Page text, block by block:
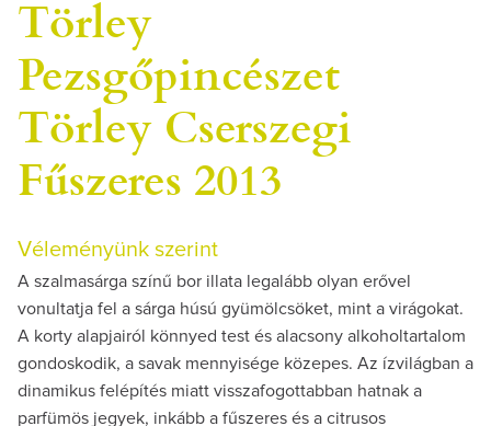
Törley
Pezsgőpincészet
Törley Cserszegi
Fűszeres 2013
Véleményünk szerint
A szalmasárga színű bor illata legalább olyan erővel
vonultatja fel a sárga húsú gyümölcsöket, mint a virágokat.
A korty alapjairól könnyed test és alacsony alkoholtartalom
gondoskodik, a savak mennyisége közepes. Az ízvilágban a
dinamikus felépítés miatt visszafogottabban hatnak a
parfümös jegyek, inkább a fűszeres és a citrusos